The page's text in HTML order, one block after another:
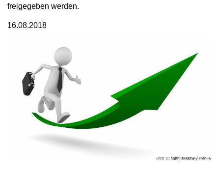
freigegeben werden.
16.08.2018